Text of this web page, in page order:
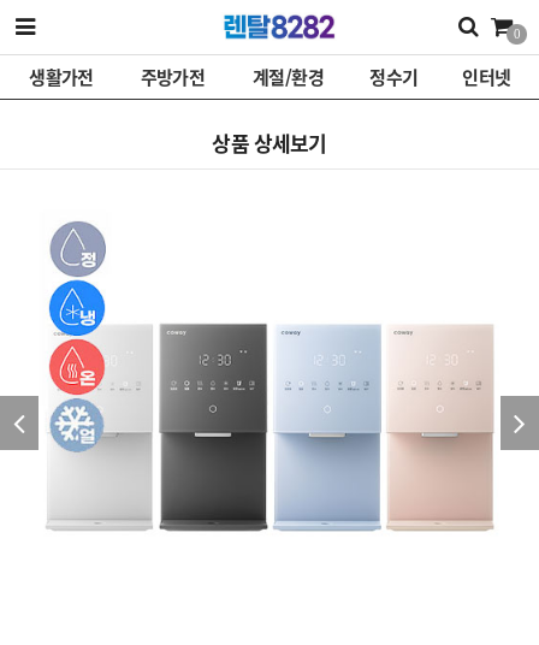
0
생활가전 주방가전 계절/환경 정수기 인터넷
상품 상세보기